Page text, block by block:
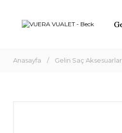
Anasayfa Gelin Saç